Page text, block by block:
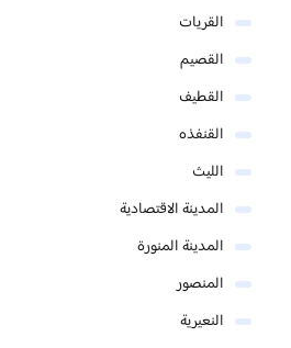
القريات
القصيم
القطيف
القنفذه
الليث
المدينة الاقتصادية
المدينة المنورة
المنصور
النعيرية